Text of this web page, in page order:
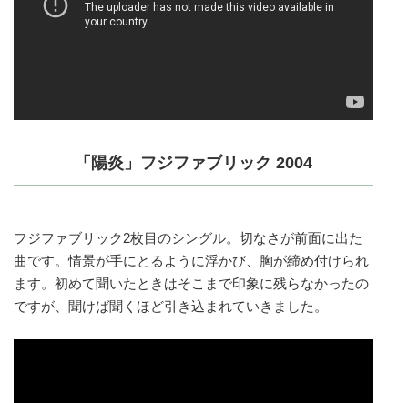
「陽炎」フジファブリック 2004
フジファブリック2枚目のシングル。切なさが前面に出た
曲です。情景が手にとるように浮かび、胸が締め付けられ
ます。初めて聞いたときはそこまで印象に残らなかったの
ですが、聞けば聞くほど引き込まれていきました。